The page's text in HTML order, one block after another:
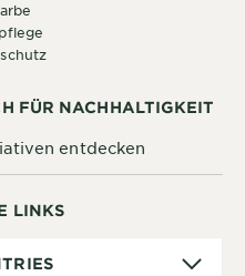
LINKS
FÜR NACHHALTIGKEIT
entdecken